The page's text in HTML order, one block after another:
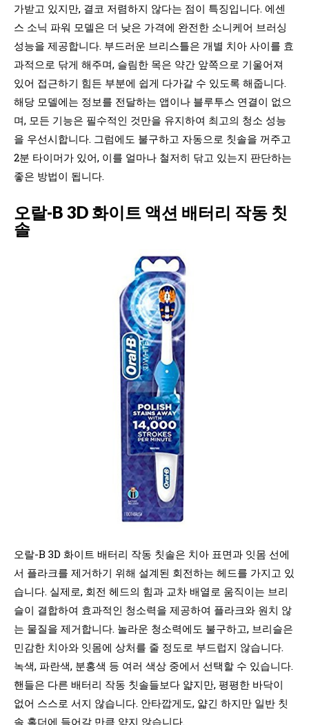
가받고 있지만, 결코 저렴하지 않다는 점이 특징입니다. 에센
스 소닉 파워 모델은 더 낮은 가격에 완전한 소니케어 브러싱
성능을 제공합니다. 부드러운 브리스틀은 개별 치아 사이를 효
과적으로 닦게 해주며, 슬림한 목은 약간 앞쪽으로 기울어져
있어 접근하기 힘든 부분에 쉽게 다가갈 수 있도록 해줍니다.
해당 모델에는 정보를 전달하는 앱이나 블루투스 연결이 없으
며, 모든 기능은 필수적인 것만을 유지하여 최고의 청소 성능
을 우선시합니다. 그럼에도 불구하고 자동으로 칫솔을 꺼주고
2분 타이머가 있어, 이를 얼마나 철저히 닦고 있는지 판단하는
좋은 방법이 됩니다.
오랄-B 3D 화이트 액션 배터리 작동 칫
솔
오랄-B 3D 화이트 배터리 작동 칫솔은 치아 표면과 잇몸 선에
서 플라크를 제거하기 위해 설계된 회전하는 헤드를 가지고 있
습니다. 실제로, 회전 헤드의 힘과 교차 배열로 움직이는 브리
슬이 결합하여 효과적인 청소력을 제공하여 플라크와 원치 않
는 물질을 제거합니다. 놀라운 청소력에도 불구하고, 브리슬은
민감한 치아와 잇몸에 상처를 줄 정도로 부드럽지 않습니다.
녹색, 파란색, 분홍색 등 여러 색상 중에서 선택할 수 있습니다.
핸들은 다른 배터리 작동 칫솔들보다 얇지만, 평평한 바닥이
없어 스스로 서지 않습니다. 안타깝게도, 얇긴 하지만 일반 칫
솔 홀더에 들어갈 만큼 얇지 않습니다.